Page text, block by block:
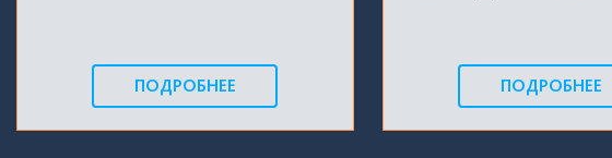
ПОДРОБНЕЕ ПОДРОБНЕЕ